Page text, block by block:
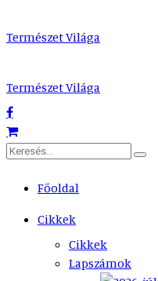
Természet Világa
Természet Világa
Főoldal
Cikkek
Cikkek
Lapszámok